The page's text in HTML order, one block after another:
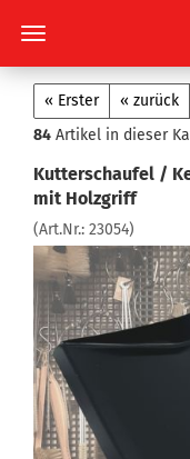
« Erster « zurück
84 Artikel in dieser
Kutterschaufel /
mit Holzgriff
(Art.Nr.: 23054)